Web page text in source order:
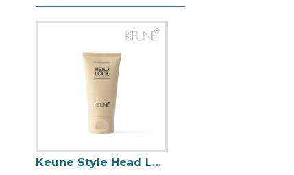
Keune Style Head Lock vidējas fiksācijas želeja ar izteiktu spīdumu 50ml